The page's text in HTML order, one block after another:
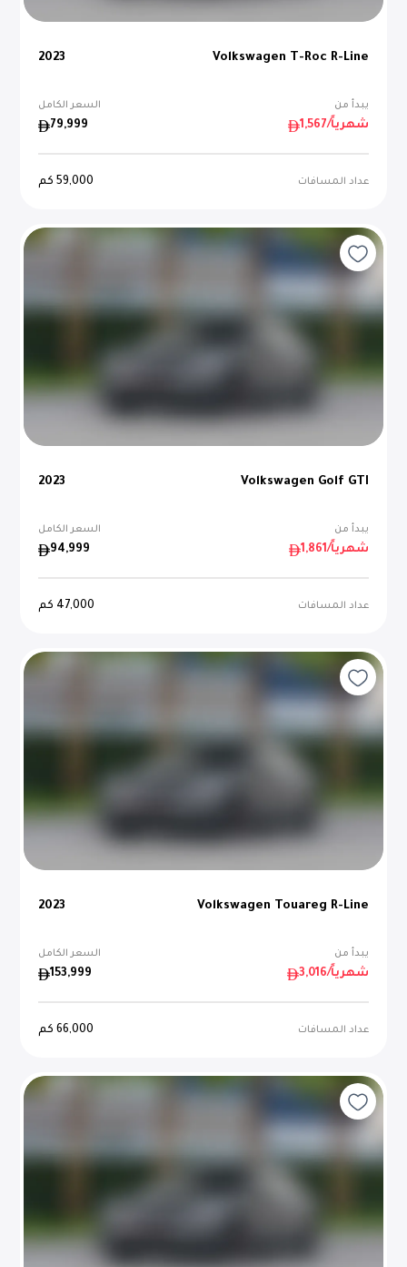
Volkswagen T-Roc R-Line
2023
يبدأ من السعر الكامل
1,567 /شهرياً 79,999
عداد المسافات 59,000 كم
Volkswagen Golf GTI
2023
يبدأ من السعر الكامل
1,861 /شهرياً 94,999
عداد المسافات 47,000 كم
Volkswagen Touareg R-Line
2023
يبدأ من السعر الكامل
3,016 /شهرياً 153,999
عداد المسافات 66,000 كم